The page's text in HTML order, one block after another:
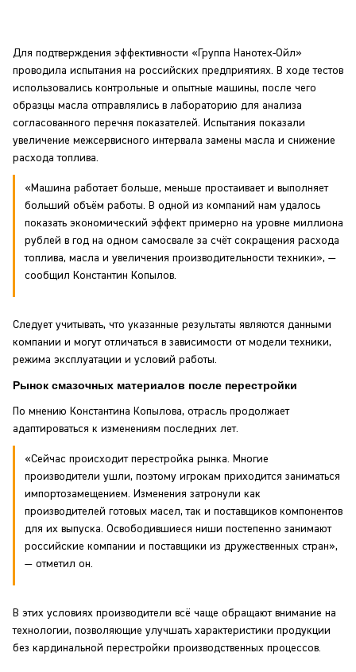
Для подтверждения эффективности «Группа Нанотех-Ойл»
проводила испытания на российских предприятиях. В ходе тестов
использовались контрольные и опытные машины, после чего
образцы масла отправлялись в лабораторию для анализа
согласованного перечня показателей. Испытания показали
увеличение межсервисного интервала замены масла и снижение
расхода топлива.
«Машина работает больше, меньше простаивает и выполняет
больший объём работы. В одной из компаний нам удалось
показать экономический эффект примерно на уровне миллиона
рублей в год на одном самосвале за счёт сокращения расхода
топлива, масла и увеличения производительности техники», —
сообщил Константин Копылов.
Следует учитывать, что указанные результаты являются данными
компании и могут отличаться в зависимости от модели техники,
режима эксплуатации и условий работы.
Рынок смазочных материалов после перестройки
По мнению Константина Копылова, отрасль продолжает
адаптироваться к изменениям последних лет.
«Сейчас происходит перестройка рынка. Многие
производители ушли, поэтому игрокам приходится заниматься
импортозамещением. Изменения затронули как
производителей готовых масел, так и поставщиков компонентов
для их выпуска. Освободившиеся ниши постепенно занимают
российские компании и поставщики из дружественных стран»,
— отметил он.
В этих условиях производители всё чаще обращают внимание на
технологии, позволяющие улучшать характеристики продукции
без кардинальной перестройки производственных процессов.